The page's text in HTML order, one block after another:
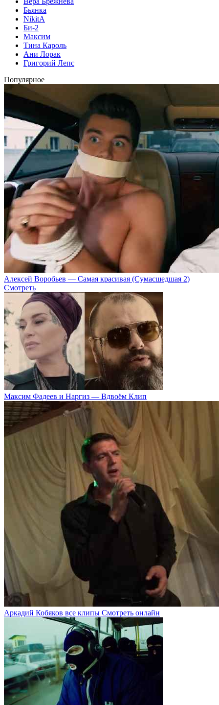
Бьянка
NikitA
Би-2
Максим
Тина Кароль
Ани Лорак
Григорий Лепс
Популярное
Алексей Воробьев — Самая красивая (Сумасшедшая 2)
Смотреть
Максим Фадеев и Наргиз — Вдвоём Клип
Аркадий Кобяков все клипы Смотреть онлайн